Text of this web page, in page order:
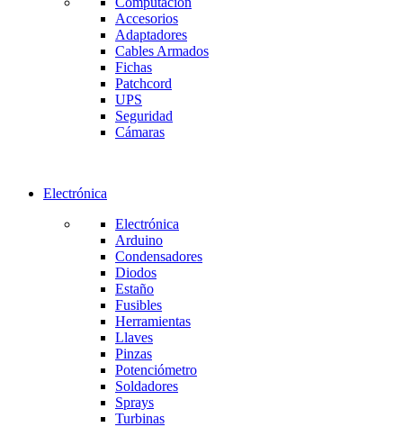
Accesorios
Adaptadores
Cables Armados
Fichas
Patchcord
UPS
Seguridad
Cámaras
Electrónica
Electrónica
Arduino
Condensadores
Diodos
Estaño
Fusibles
Herramientas
Llaves
Pinzas
Potenciómetro
Soldadores
Sprays
Turbinas